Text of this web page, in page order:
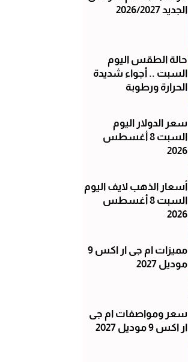
الجديد 2026/2027
حالة الطقس اليوم
السبت .. أجواء شديدة
الحرارة ورطوبة
سعر الدولار اليوم
السبت 8 أغسطس
2026
أسعار الذهب لايف اليوم
السبت 8 أغسطس
2026
مميزات ام جى ار اكس 9
موديل 2027
سعر ومواصفات ام جى
ار اكس 9 موديل 2027